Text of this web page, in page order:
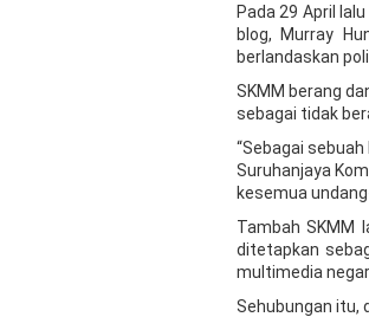
Pada 29 April
blog, Murray
berlandaskan
SKMM berang
sebagai tidak
“Sebagai
Suruhanjaya
kesemua
Tambah SKMM
ditetapkan
multimedia
Sehubungan itu,